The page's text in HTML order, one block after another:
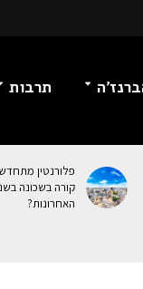
תרבות
פלורנטין
קורה בשכונה
האחרונות?